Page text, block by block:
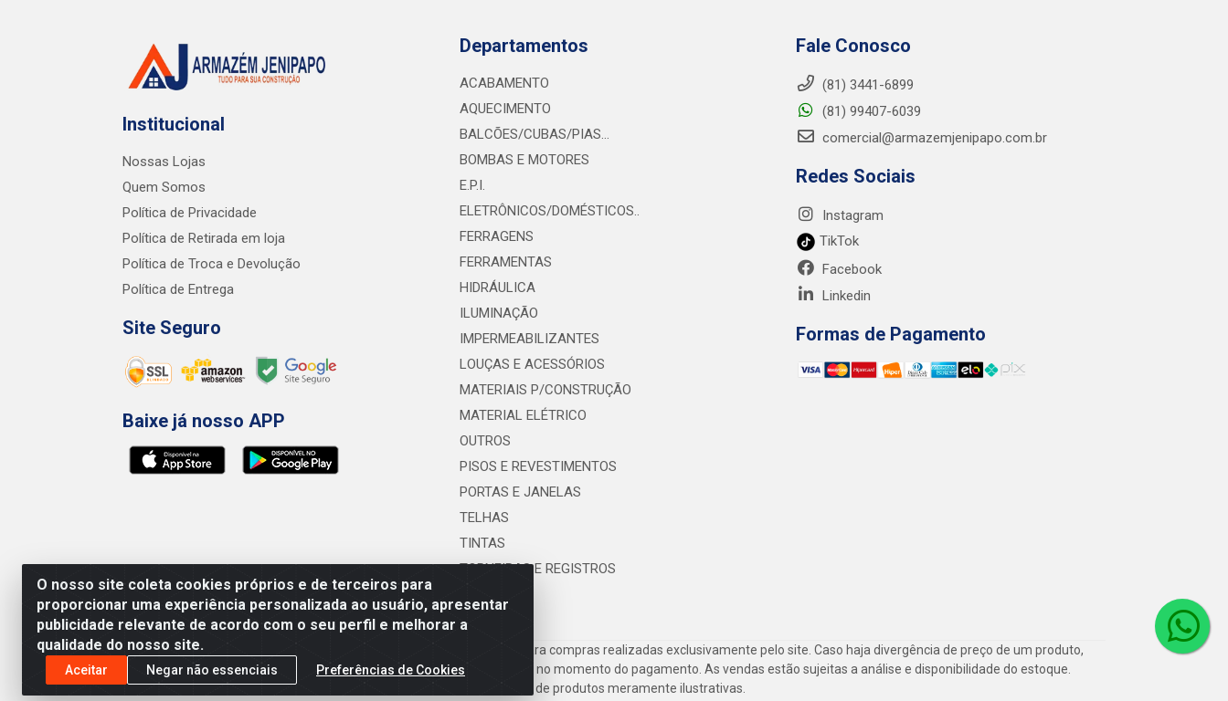
O nosso site coleta cookies próprios e de terceiros para
proporcionar uma experiência personalizada ao usuário, apresentar
publicidade relevante de acordo com o seu perfil e melhorar a
qualidade do nosso site.
Aceitar Negar não essenciais Preferências de Cookies
Institucional
Nossas Lojas
Quem Somos
Política de Privacidade
Política de Retirada em loja
Política de Troca e Devolução
Política de Entrega
Site Seguro
Baixe já nosso APP
Departamentos
ACABAMENTO
AQUECIMENTO
BALCÕES/CUBAS/PIAS...
BOMBAS E MOTORES
E.P.I.
ELETRÔNICOS/DOMÉSTICOS..
FERRAGENS
FERRAMENTAS
HIDRÁULICA
ILUMINAÇÃO
IMPERMEABILIZANTES
LOUÇAS E ACESSÓRIOS
MATERIAIS P/CONSTRUÇÃO
MATERIAL ELÉTRICO
OUTROS
PISOS E REVESTIMENTOS
PORTAS E JANELAS
TELHAS
TINTAS
TORNEIRAS E REGISTROS
Fale Conosco
(81) 3441-6899
(81) 99407-6039
comercial@armazemjenipapo.com.br
Redes Sociais
Instagram
TikTok
Facebook
Linkedin
Formas de Pagamento
Preços, promoções, condições de pagamento e frete são válidos para compras realizadas exclusivamente pelo site. Caso haja divergência de preço de um produto,
será válido o preço que for exibido no carrinho de compras do site no momento do pagamento. As vendas estão sujeitas a análise e disponibilidade do estoque.
Imagens de produtos meramente ilustrativas.